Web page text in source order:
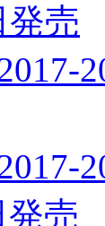
発売
発売